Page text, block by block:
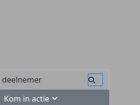
Kom in actie